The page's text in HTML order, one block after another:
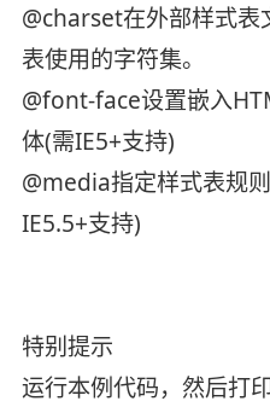
@charset在外部样式
表使用的字符集。
@font-face设置嵌入
体(需IE5+支持)
@media指定样式表规
IE5.5+支持)
特别提示
运行本例代码，然后打